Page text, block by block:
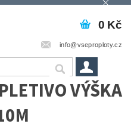
info@vseproploty.cz
0 Kč
VÝŠKA